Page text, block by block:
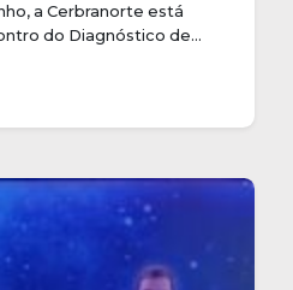
a Cerbranorte está
do Diagnóstico de…